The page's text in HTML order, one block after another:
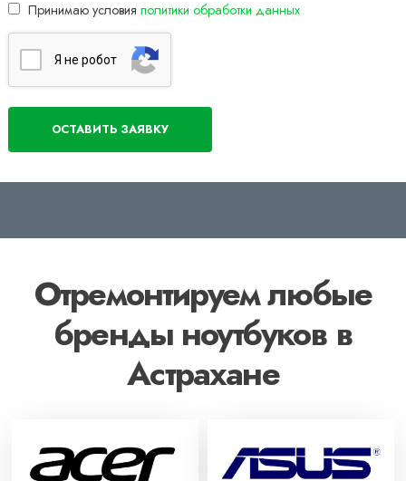
Принимаю условия политики обработки данных
Я нe poбoт
Отремонтируем любые
бренды ноутбуков в
Астрахане